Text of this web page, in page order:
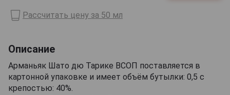
Рассчитать цену за 50 мл
Описание
Арманьяк Шато дю Тарике ВСОП поставляется в
картонной упаковке и имеет объём бутылки: 0,5 с
крепостью: 40%.